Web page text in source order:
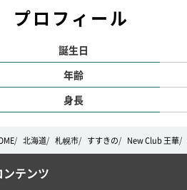
プロフィール
誕生日
年齢
身長
北海道 札幌市 すすきの New Club 王華
ンテンツ